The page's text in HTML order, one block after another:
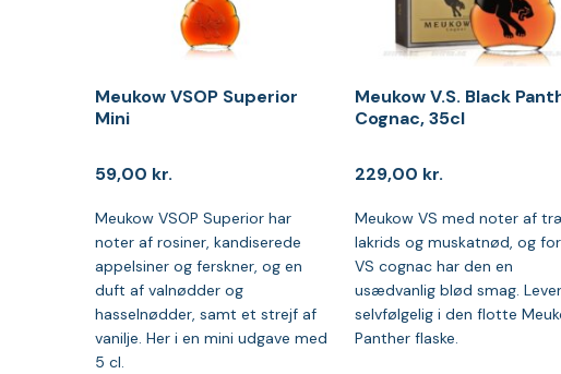
Meukow VSOP Superior
Mini
59,00 kr.
Meukow VSOP Superior har
noter af rosiner, kandiserede
appelsiner og ferskner, og en
duft af valnødder og
hasselnødder, samt et strejf af
vanilje. Her i en mini udgave med
5 cl.
Meukow V.S. Black
Cognac, 35cl
229,00 kr.
Meukow VS med noter af
lakrids og muskatnød, og
VS cognac har den en
usædvanlig blød smag.
selvfølgelig i den flotte
Panther flaske.